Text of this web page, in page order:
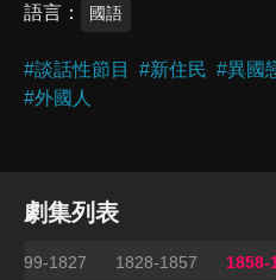
語言 國語
#談話性節目 #新住民 #異國
#外國人
劇集列表
1799-1827 1828-1857 1858-